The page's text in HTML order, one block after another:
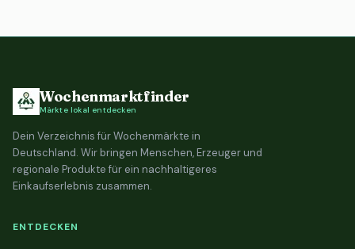
Wochenmarktfinder
Märkte lokal entdecken
Dein Verzeichnis für Wochenmärkte in
Deutschland. Wir bringen Menschen, Erzeuger und
regionale Produkte für ein nachhaltigeres
Einkaufserlebnis zusammen.
ENTDECKEN